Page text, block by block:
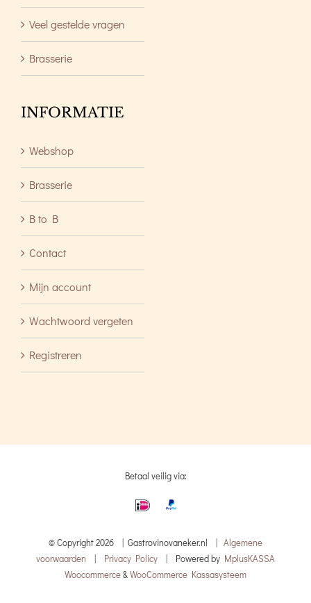
Veel gestelde vragen
Brasserie
INFORMATIE
Webshop
Brasserie
B to B
Contact
Mijn account
Wachtwoord vergeten
Registreren
Betaal veilig via:
© Copyright2026 | Gastrovinovaneker.nl | Algemene
voorwaarden
Privacy Policy | Powered by MplusKASSA
Woocommerce&WooCommerce Kassasysteem